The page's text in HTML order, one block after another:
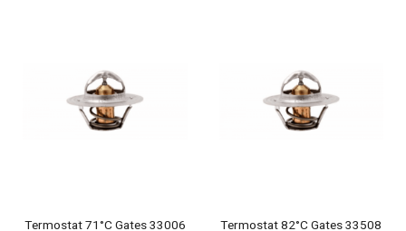
Termostat 71°C Gates 33006 Termostat 82°C Gates 33508